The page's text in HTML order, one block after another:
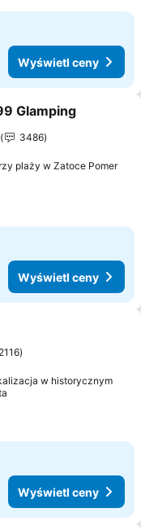
Wyświetl ceny
ulubionych
Glamping
3486
plaży w Zatoce Pomer
Wyświetl ceny
ulubionych
2116
w historycznym
Wyświetl ceny